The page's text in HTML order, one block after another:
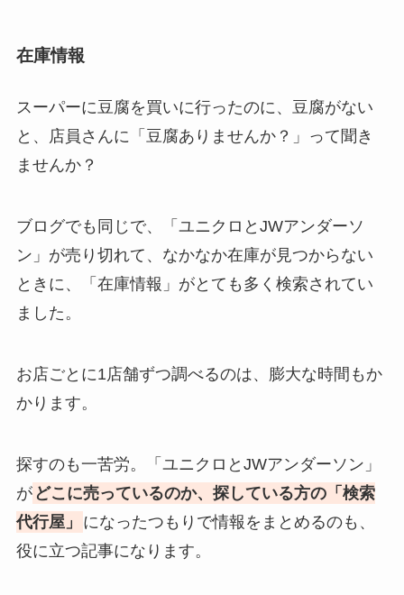
在庫情報
スーパーに豆腐を買いに行ったのに、豆腐がない
と、店員さんに「豆腐ありませんか？」って聞き
ませんか？
ブログでも同じで、「ユニクロとJWアンダーソ
ン」が売り切れて、なかなか在庫が見つからない
ときに、「在庫情報」がとても多く検索されてい
ました。
お店ごとに1店舗ずつ調べるのは、膨大な時間もか
かります。
探すのも一苦労。「ユニクロとJWアンダーソン」
が どこに売っているのか、探している方の「検索
代行屋」
になったつもりで情報をまとめるのも、
役に立つ記事になります。